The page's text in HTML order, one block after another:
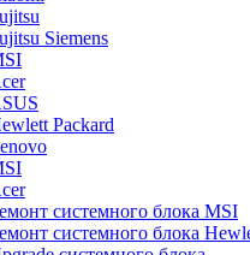
Siemens
Packard
системного блока MSI
системного блока